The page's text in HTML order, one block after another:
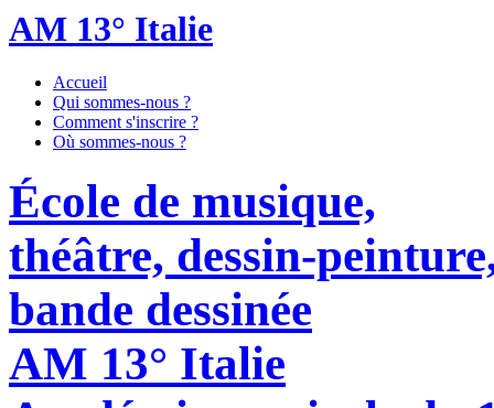
AM 13° Italie
Accueil
Qui sommes-nous ?
Comment s'inscrire ?
Où sommes-nous ?
École de musique,
théâtre, dessin-
bande dessinée
AM 13° Italie